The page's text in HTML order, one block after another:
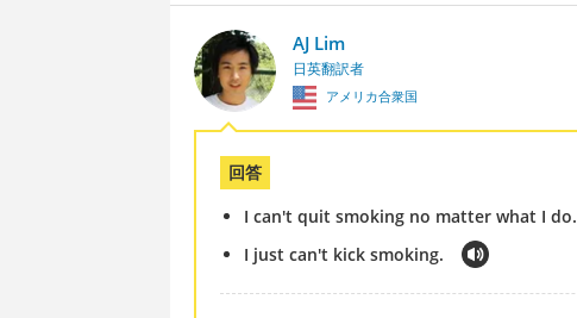
AJ Lim
日英翻訳者
アメリカ合衆国
回答
I can't quit smoking no matter what I do.
I just can't kick smoking.